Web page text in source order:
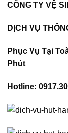
CÔNG TY VỆ
DỊCH VỤ
Phục Vụ Tại
Phút
Hotline: